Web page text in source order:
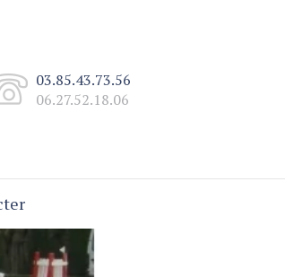
03.85.43.73.56
06.27.52.18.06